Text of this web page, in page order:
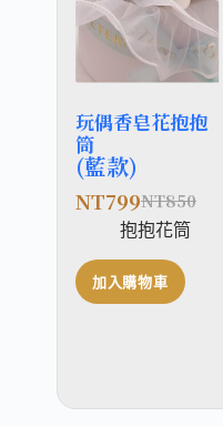
玩偶香皂花抱抱
筒
(藍款)
NT850
NT799
抱抱花筒
加入購物車